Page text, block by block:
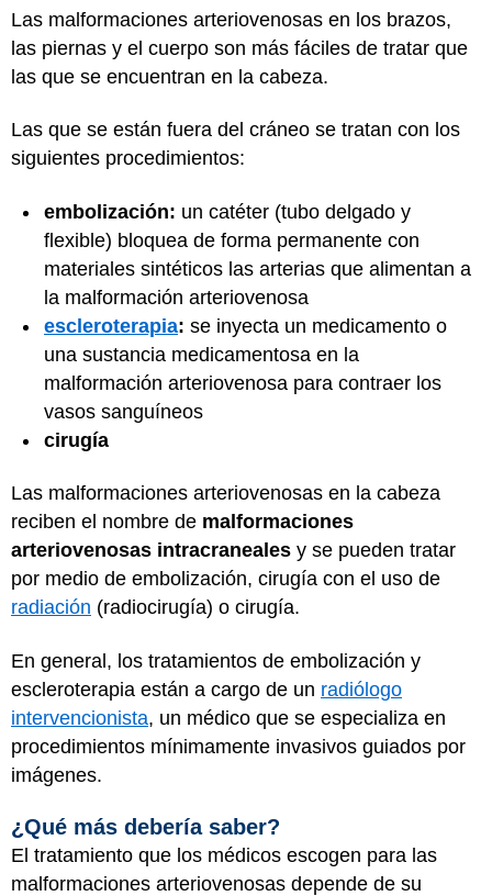
Las malformaciones arteriovenosas en los brazos,
las piernas y el cuerpo son más fáciles de tratar que
las que se encuentran en la cabeza.
Las que se están fuera del cráneo se tratan con los
siguientes procedimientos:
embolización: un catéter (tubo delgado y
flexible) bloquea de forma permanente con
materiales sintéticos las arterias que alimentan a
la malformación arteriovenosa
escleroterapia: se inyecta un medicamento o
una sustancia medicamentosa en la
malformación arteriovenosa para contraer los
vasos sanguíneos
cirugía
Las malformaciones arteriovenosas en la cabeza
reciben el nombre de malformaciones
arteriovenosas intracraneales y se pueden tratar
por medio de embolización, cirugía con el uso de
radiación (radiocirugía) o cirugía.
En general, los tratamientos de embolización y
escleroterapia están a cargo de un radiólogo
intervencionista, un médico que se especializa en
procedimientos mínimamente invasivos guiados por
imágenes.
¿Qué más debería saber?
El tratamiento que los médicos escogen para las
malformaciones arteriovenosas depende de su